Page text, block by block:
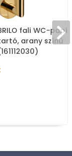
fali WC-papír
arany színű